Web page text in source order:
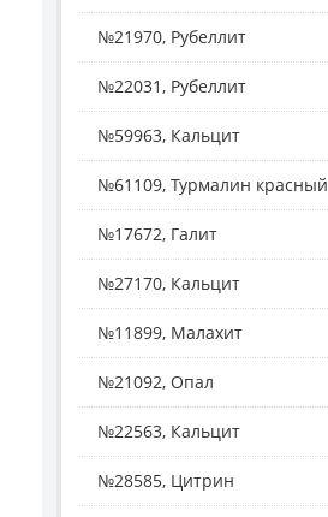
№21970, Рубеллит
№22031, Рубеллит
№59963, Кальцит
№61109, Турмалин красный
№17672, Галит
№27170, Кальцит
№11899, Малахит
№21092, Опал
№22563, Кальцит
№28585, Цитрин